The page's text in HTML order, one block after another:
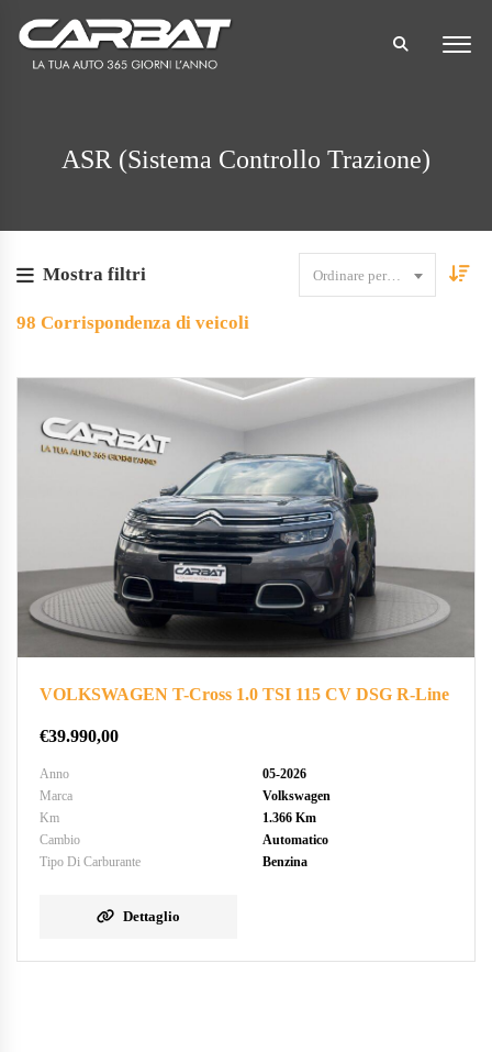
ASR (sistema Controllo Trazione)
Mostra filtri Ordinare per data
98 Corrispondenza di veicoli
VOLKSWAGEN T-Cross 1.0 TSI 115 CV DSG R-Line
€39.990,00
Anno
05-2026
Marca
Volkswagen
Km
1.366 Km
Cambio
Automatico
Tipo Di Carburante
Benzina
Dettaglio